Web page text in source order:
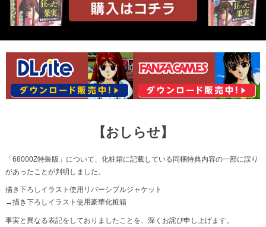
【おしらせ】
「68000Z特装版」について、化粧箱に記載している同梱特典内容の一部に誤り
があったことが判明しました。
描き下ろしイラスト使用リバーシブルジャケット
→描き下ろしイラスト使用豪華化粧箱
事実と異なる表記をしておりましたことを、深くお詫び申し上げます。